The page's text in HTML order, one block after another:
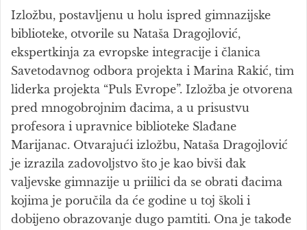
Izložbu, postavljenu u holu ispred gimnazijske
biblioteke, otvorile su Nataša Dragojlović,
ekspertkinja za evropske integracije i članica
Savetodavnog odbora projekta i Marina Rakić, tim
liderka projekta “Puls Evrope”. Izložba je otvorena
pred mnogobrojnim đacima, a u prisustvu
profesora i upravnice biblioteke Slađane
Marijanac. Otvarajući izložbu, Nataša Dragojlović
je izrazila zadovoljstvo što je kao bivši đak
valjevske gimnazije u priilici da se obrati đacima
kojima je poručila da će godine u toj školi i
dobijeno obrazovanje dugo pamtiti. Ona je takođe